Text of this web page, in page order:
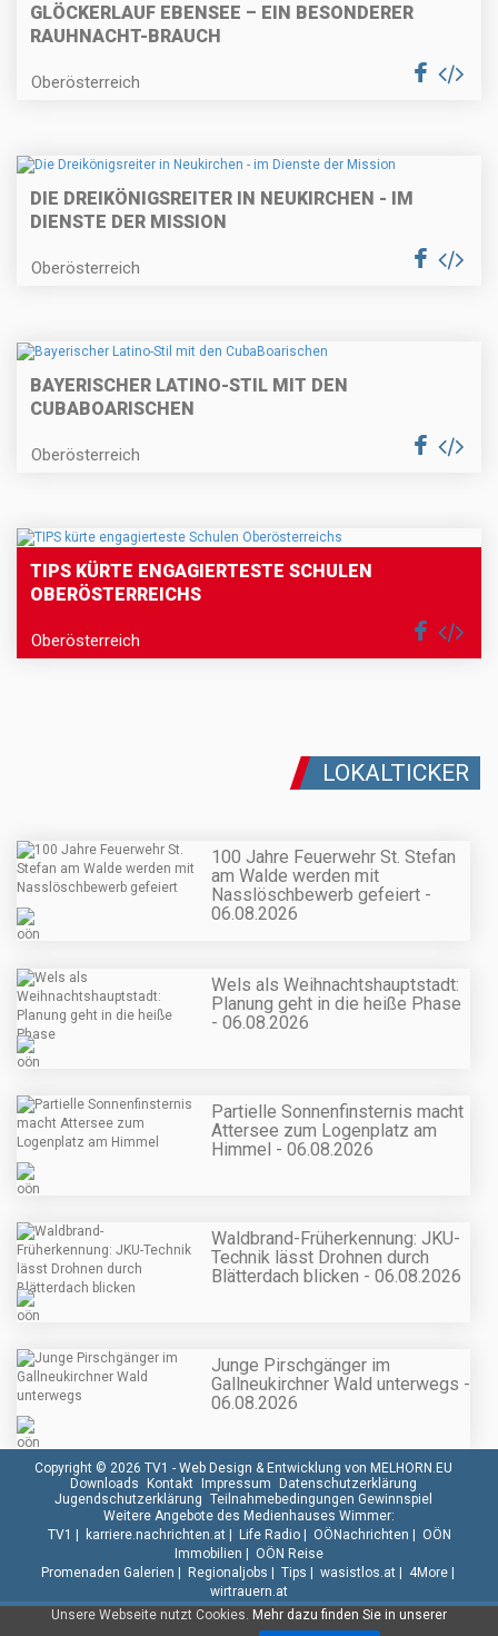
GLÖCKERLAUF EBENSEE – EIN BESONDERER
RAUHNACHT-BRAUCH
Oberösterreich
DIE DREIKÖNIGSREITER IN NEUKIRCHEN - IM
DIENSTE DER MISSION
Oberösterreich
BAYERISCHER LATINO-STIL MIT DEN
CUBABOARISCHEN
Oberösterreich
TIPS KÜRTE ENGAGIERTESTE SCHULEN
OBERÖSTERREICHS
Oberösterreich
LOKALTICKER
100 Jahre Feuerwehr St. Stefan
am Walde werden mit
Nasslöschbewerb gefeiert -
06.08.2026
Wels als Weihnachtshauptstadt:
Planung geht in die heiße Phase
- 06.08.2026
Partielle Sonnenfinsternis macht
Attersee zum Logenplatz am
Himmel - 06.08.2026
Waldbrand-Früherkennung: JKU-
Technik lässt Drohnen durch
Blätterdach blicken - 06.08.2026
Junge Pirschgänger im
Gallneukirchner Wald unterwegs -
06.08.2026
Unsere Webseite nutzt Cookies. Mehr dazu finden Sie in unserer
Copyright © 2026 TV1 - Web Design & Entwicklung von MELHORN.EU
Downloads
Kontakt Impressum
Datenschutzerklärung
Jugendschutzerklärung Teilnahmebedingungen Gewinnspiel
Weitere Angebote des Medienhauses Wimmer:
TV1
karriere.nachrichten.at| Life Radio| OÖNachrichten
OÖN
Immobilien
OÖN Reise
Promenaden Galerien
Regionaljobs Tips wasistlos.at| 4More|
wirtrauern.at